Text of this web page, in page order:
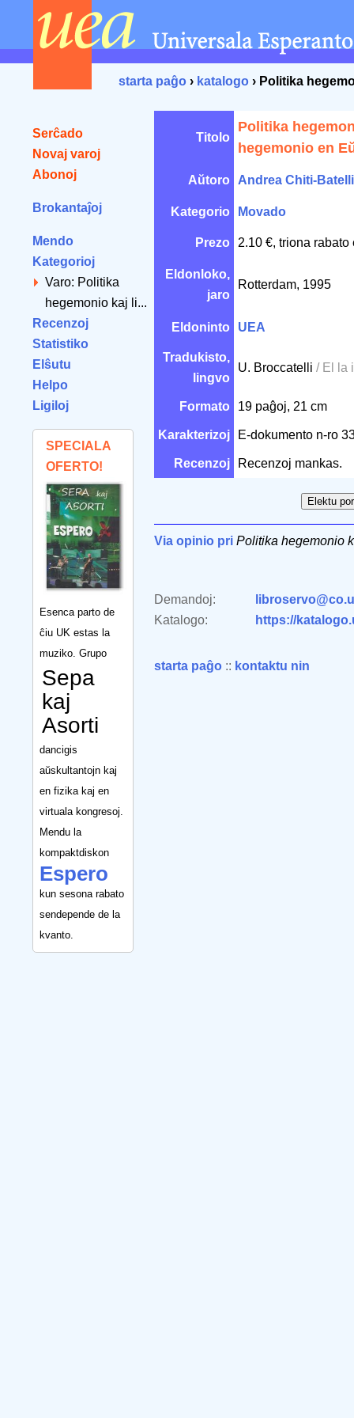
starta paĝo › katalogo › Politika
Serĉado
Novaj varoj
Abonoj
Brokantaĵoj
Mendo
Kategorioj
Varo: Politika
hegemonio kaj li...
Recenzoj
Statistiko
Elŝutu
Helpo
Ligiloj
SPECIALA
OFERTO!
Esenca parto de
ĉiu UK estas la
muziko. Grupo
Sepa
kaj
Asorti
dancigis
aŭskultantojn kaj
en fizika kaj en
virtuala kongresoj.
Mendu la
kompaktdiskon
Espero
kun sesona rabato
sendepende de la
kvanto.
Titolo
Politika
hegemonio en
Aŭtoro Andrea Chiti-Batelli
Kategorio Movado
Prezo 2.10 €, triona rabato
Eldonloko,
jaro
Rotterdam, 1995
Eldoninto UEA
Tradukisto,
lingvo
U. Broccatelli / El la
Formato 19 paĝoj, 21 cm
Karakterizoj E-dokumento n-ro
Recenzoj Recenzoj mankas.
Via opinio pri Politika hegemonio
Demandoj:
Katalogo:
https://
starta paĝo :: kontaktu nin